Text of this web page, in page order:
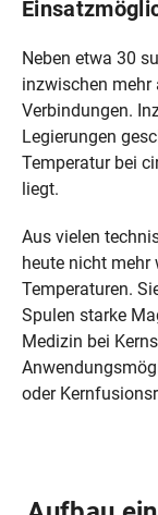
Neben etwa 30
inzwischen mehr
Verbindungen.
Legierungen
Temperatur bei
liegt.
Aus vielen
heute nicht mehr
Temperaturen.
Spulen starke
Medizin bei
oder